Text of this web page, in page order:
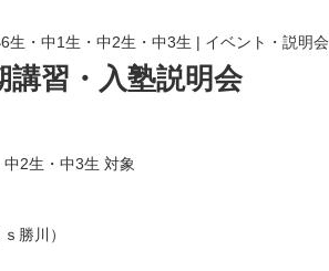
講習・入塾説明会
・中1生・中2生・中3生 | イベント・説明会
2生・中3生 対象
勝川）